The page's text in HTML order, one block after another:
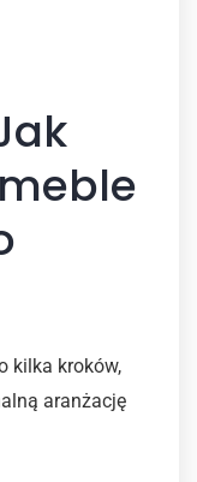
kilka kroków,
aranżację